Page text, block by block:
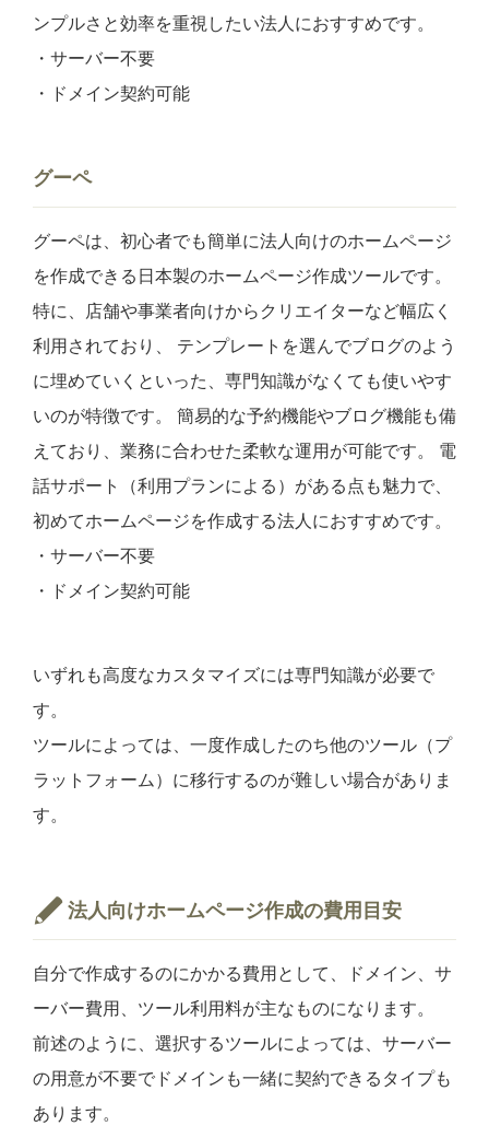
ンプルさと効率を重視したい法人におすすめです。
・サーバー不要
・ドメイン契約可能
グーペ
グーペは、初心者でも簡単に法人向けのホームページ
を作成できる日本製のホームページ作成ツールです。
特に、店舗や事業者向けからクリエイターなど幅広く
利用されており、 テンプレートを選んでブログのよう
に埋めていくといった、専門知識がなくても使いやす
いのが特徴です。 簡易的な予約機能やブログ機能も備
えており、業務に合わせた柔軟な運用が可能です。 電
話サポート（利用プランによる）がある点も魅力で、
初めてホームページを作成する法人におすすめです。
・サーバー不要
・ドメイン契約可能
いずれも高度なカスタマイズには専門知識が必要で
す。
ツールによっては、一度作成したのち他のツール（プ
ラットフォーム）に移行するのが難しい場合がありま
す。
法人向けホームページ作成の費用目安
自分で作成するのにかかる費用として、ドメイン、サ
ーバー費用、ツール利用料が主なものになります。
前述のように、選択するツールによっては、サーバー
の用意が不要でドメインも一緒に契約できるタイプも
あります。